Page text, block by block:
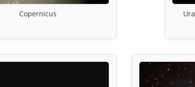
Copernicus